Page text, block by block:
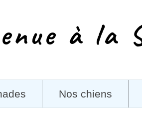
à la
Nos chiens